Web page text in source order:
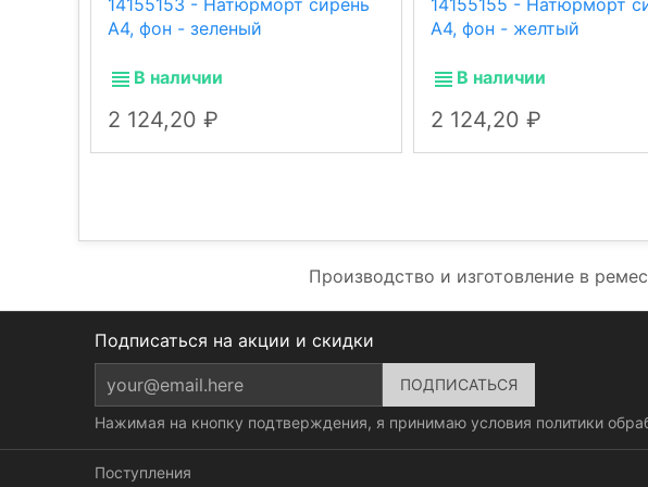
14155153 - Натюрморт сирень
А4, фон - зеленый
В наличии
2 124,20
14155155 - Натюрморт
А4, фон - желтый
В наличии
2 124,20
Производство и изготовление в
Подписаться на акции и скидки
Нажимая на кнопку подтверждения, я принимаю условия политики
Поступления